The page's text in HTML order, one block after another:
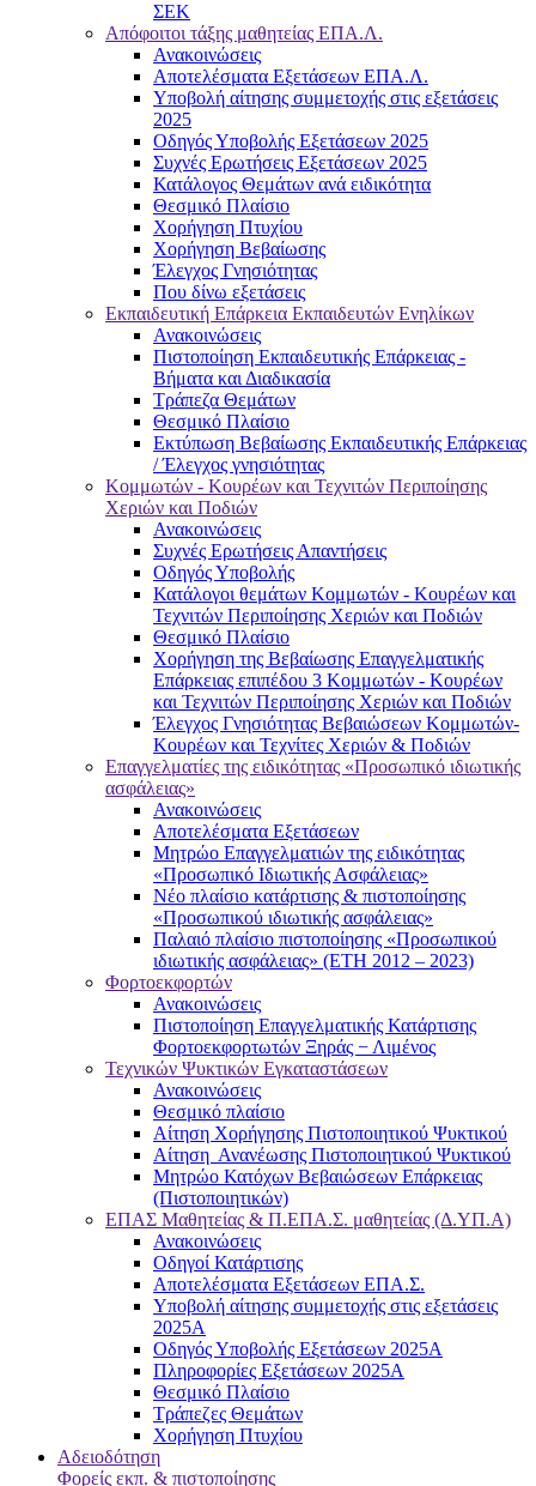
ΣΕΚ
Απόφοιτοι τάξης μαθητείας ΕΠΑ.Λ.
Ανακοινώσεις
Αποτελέσματα Εξετάσεων ΕΠΑ.Λ.
Υποβολή αίτησης συμμετοχής στις εξετάσεις
2025
Οδηγός Υποβολής Εξετάσεων 2025
Συχνές Ερωτήσεις Εξετάσεων 2025
Κατάλογος Θεμάτων ανά ειδικότητα
Θεσμικό Πλαίσιο
Χορήγηση Πτυχίου
Χορήγηση Βεβαίωσης
Έλεγχος Γνησιότητας
Που δίνω εξετάσεις
Εκπαιδευτική Επάρκεια Εκπαιδευτών Ενηλίκων
Ανακοινώσεις
Πιστοποίηση Εκπαιδευτικής Επάρκειας -
Βήματα και Διαδικασία
Τράπεζα Θεμάτων
Θεσμικό Πλαίσιο
Εκτύπωση Βεβαίωσης Εκπαιδευτικής Επάρκειας
/ Έλεγχος γνησιότητας
Κομμωτών - Κουρέων και Τεχνιτών Περιποίησης
Χεριών και Ποδιών
Ανακοινώσεις
Συχνές Ερωτήσεις Απαντήσεις
Οδηγός Υποβολής
Κατάλογοι θεμάτων Κομμωτών - Κουρέων και
Τεχνιτών Περιποίησης Χεριών και Ποδιών
Θεσμικό Πλαίσιο
Χορήγηση της Βεβαίωσης Επαγγελματικής
Επάρκειας επιπέδου 3 Κομμωτών - Κουρέων
και Τεχνιτών Περιποίησης Χεριών και Ποδιών
Έλεγχος Γνησιότητας Βεβαιώσεων Κομμωτών-
Κουρέων και Τεχνίτες Χεριών & Ποδιών
Επαγγελματίες της ειδικότητας «Προσωπικό ιδιωτικής
ασφάλειας»
Ανακοινώσεις
Αποτελέσματα Εξετάσεων
Μητρώο Επαγγελματιών της ειδικότητας
«Προσωπικό Ιδιωτικής Ασφάλειας»
Νέο πλαίσιο κατάρτισης & πιστοποίησης
«Προσωπικού ιδιωτικής ασφάλειας»
Παλαιό πλαίσιο πιστοποίησης «Προσωπικού
ιδιωτικής ασφάλειας» (ΕΤΗ 2012 – 2023)
Φορτοεκφορτών
Ανακοινώσεις
Πιστοποίηση Επαγγελματικής Κατάρτισης
Φορτοεκφορτωτών Ξηράς − Λιμένος
Τεχνικών Ψυκτικών Εγκαταστάσεων
Ανακοινώσεις
Θεσμικό πλαίσιο
Αίτηση Χορήγησης Πιστοποιητικού Ψυκτικού
Αίτηση Ανανέωσης Πιστοποιητικού Ψυκτικού
Μητρώο Κατόχων Βεβαιώσεων Επάρκειας
(Πιστοποιητικών)
ΕΠΑΣ Μαθητείας & Π.ΕΠΑ.Σ. μαθητείας (Δ.ΥΠ.Α)
Ανακοινώσεις
Oδηγοί Κατάρτισης
Αποτελέσματα Εξετάσεων ΕΠΑ.Σ.
Υποβολή αίτησης συμμετοχής στις εξετάσεις
2025Α
Οδηγός Υποβολής Εξετάσεων 2025A
Πληροφορίες Εξετάσεων 2025Α
Θεσμικό Πλαίσιο
Τράπεζες Θεμάτων
Χορήγηση Πτυχίου
Αδειοδότηση
Φορείς εκπ. & πιστοποίησης